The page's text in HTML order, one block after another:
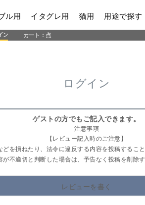
ル用 イタグレ用 猫用 用途で探す
カート： 点
ログイン
ゲストの方でもご記入できます。
注意事項
【レビュー記入時のご注意】
を損ねたり、法令に違反する内容を投稿するこ
が不適切と判断した場合は、予告なく投稿を削除
レビューを書く